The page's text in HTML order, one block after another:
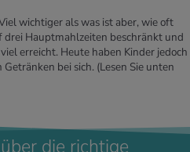
wichtiger als was ist aber, wie oft
drei Hauptmahlzeiten beschränkt und
erreicht. Heute haben Kinder jedoch
bei sich. (Lesen Sie unten
die richtige